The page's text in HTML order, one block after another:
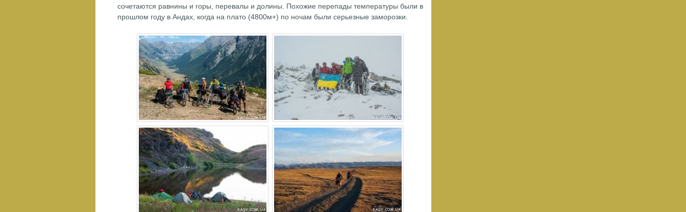
сочетаются равнины и горы, перевалы и долины. Похожие перепады температуры были в
прошлом году в Андах, когда на плато (4800м+) по ночам были серьезные заморозки.